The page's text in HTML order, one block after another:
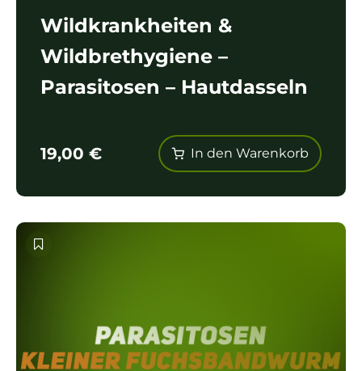
Wildkrankheiten &
Wildbrethygiene –
Parasitosen – Hautdasseln
19,00 € In den Warenkorb